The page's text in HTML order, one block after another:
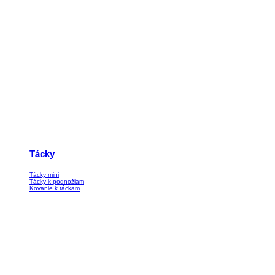
Tácky
Tácky mini
Tácky k podnožiam
Kovanie k táckam